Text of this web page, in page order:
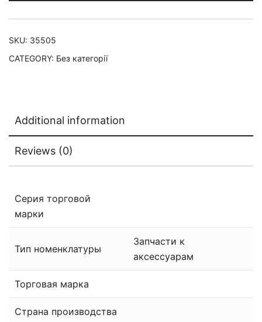
SKU: 35505
CATEGORY: Без категорії
Additional information
Reviews (0)
Серия торговой
марки
Тип номенклатуры
Запчасти к
аксессуарам
Торговая марка
Страна производства